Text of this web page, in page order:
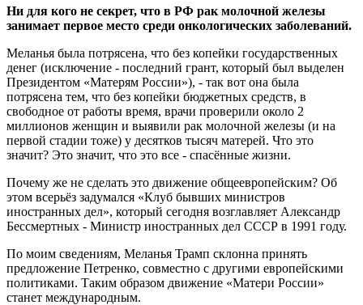
Ни для кого не секрет, что в РФ рак молочной железы
занимает первое место среди онкологических заболеваний.
Меланья была потрясена, что без копейки государственных
денег (исключение - последний грант, который был выделен
Президентом «Матерям России»), - так вот она была
потрясена тем, что без копейки бюджетных средств, в
свободное от работы время, врачи проверили около 2
миллионов женщин и выявили рак молочной железы (и на
первой стадии тоже) у десятков тысяч матерей. Что это
значит? Это значит, что это все - спасённые жизни.
Почему же не сделать это движение общеевропейским? Об
этом всерьёз задумался «Клуб бывших министров
иностранных дел», который сегодня возглавляет Александр
Бессмертных - Министр иностранных дел СССР в 1991 году.
По моим сведениям, Меланья Трамп склонна принять
предложение Петренко, совместно с другими европейскими
политиками. Таким образом движение «Матери России»
станет международным.